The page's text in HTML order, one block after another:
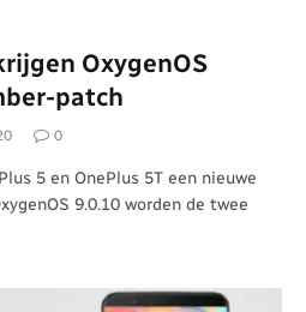
OxygenOS
patch
0
5 en OnePlus 5T een nieuwe
9.0.10 worden de twee